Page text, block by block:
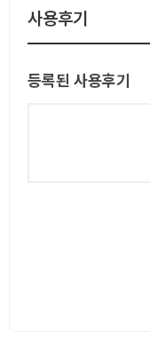
사용후기
등록된 사용후기